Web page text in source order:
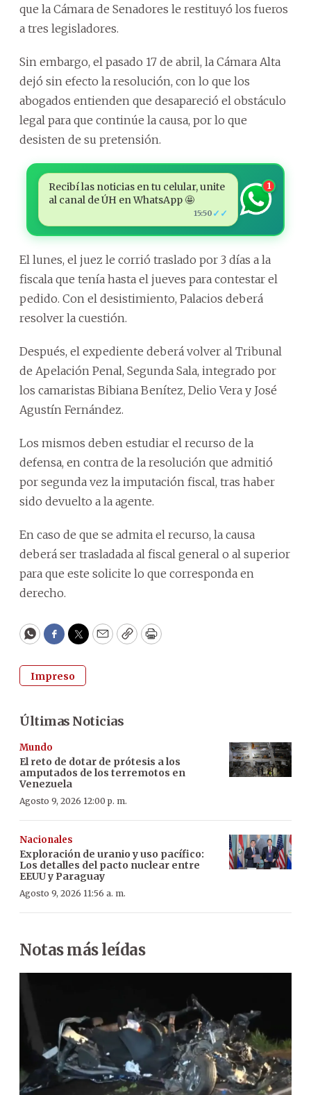
que la Cámara de Senadores le restituyó los fueros
a tres legisladores.
Sin embargo, el pasado 17 de abril, la Cámara Alta
dejó sin efecto la resolución, con lo que los
abogados entienden que desapareció el obstáculo
legal para que continúe la causa, por lo que
desisten de su pretensión.
Recibí las noticias en tu celular, unite
al canal de ÚH en WhatsApp 🤩
15:50 ✓✓
1
El lunes, el juez le corrió traslado por 3 días a la
fiscala que tenía hasta el jueves para contestar el
pedido. Con el desistimiento, Palacios deberá
resolver la cuestión.
Después, el expediente deberá volver al Tribunal
de Apelación Penal, Segunda Sala, integrado por
los camaristas Bibiana Benítez, Delio Vera y José
Agustín Fernández.
Los mismos deben estudiar el recurso de la
defensa, en contra de la resolución que admitió
por segunda vez la imputación fiscal, tras haber
sido devuelto a la agente.
En caso de que se admita el recurso, la causa
deberá ser trasladada al fiscal general o al superior
para que este solicite lo que corresponda en
derecho.
WhatsApp
Facebook
Twitter
EmailCopyPrint
Impreso
Últimas Noticias
Mundo
El reto de dotar de prótesis a los
amputados de los terremotos en
Venezuela
Agosto 9, 2026 12:00 p. m.
Nacionales
Exploración de uranio y uso pacífico:
Los detalles del pacto nuclear entre
EEUU y Paraguay
Agosto 9, 2026 11:56 a. m.
Notas más leídas